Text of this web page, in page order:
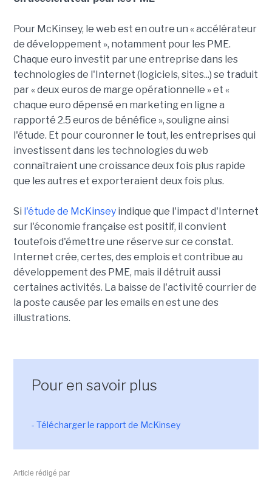
Pour McKinsey, le web est en outre un « accélérateur
de développement », notamment pour les PME.
Chaque euro investit par une entreprise dans les
technologies de l'Internet (logiciels, sites...) se traduit
par « deux euros de marge opérationnelle » et «
chaque euro dépensé en marketing en ligne a
rapporté 2.5 euros de bénéfice », souligne ainsi
l'étude. Et pour couronner le tout, les entreprises qui
investissent dans les technologies du web
connaîtraient une croissance deux fois plus rapide
que les autres et exporteraient deux fois plus.
Si l'étude de McKinseyindique que l'impact d'Internet
sur l'économie française est positif, il convient
toutefois d'émettre une réserve sur ce constat.
Internet crée, certes, des emplois et contribue au
développement des PME, mais il détruit aussi
certaines activités. La baisse de l'activité courrier de
la poste causée par les emails en est une des
illustrations.
Pour en savoir plus
- Télécharger le rapport de McKinsey
Article rédigé par